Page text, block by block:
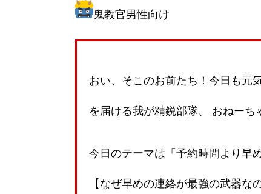
鬼教官男性向け
おい、そこのお前たち！今日も元
を届ける我が精鋭部隊、 おねーち
今日のテーマは「予約時間より早
【なぜ早めの連絡が最強の武器な